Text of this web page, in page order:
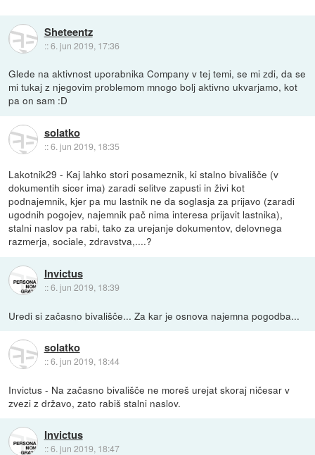
Sheteentz
::6. jun 2019, 17:36
Glede na aktivnost uporabnika Company v tej temi, se mi zdi, da se
mi tukaj z njegovim problemom mnogo bolj aktivno ukvarjamo, kot
pa on sam :D
solatko
::6. jun 2019, 18:35
Lakotnik29 - Kaj lahko stori posameznik, ki stalno bivališče (v
dokumentih sicer ima) zaradi selitve zapusti in živi kot
podnajemnik, kjer pa mu lastnik ne da soglasja za prijavo (zaradi
ugodnih pogojev, najemnik pač nima interesa prijavit lastnika),
stalni naslov pa rabi, tako za urejanje dokumentov, delovnega
razmerja, sociale, zdravstva,....?
Invictus
::6. jun 2019, 18:39
Uredi si začasno bivališče... Za kar je osnova najemna pogodba...
solatko
::6. jun 2019, 18:44
Invictus - Na začasno bivališče ne moreš urejat skoraj ničesar v
zvezi z državo, zato rabiš stalni naslov.
Invictus
::6. jun 2019, 18:47